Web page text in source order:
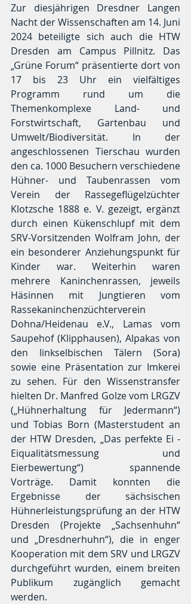
Zur diesjährigen Dresdner Langen
Nacht der Wissenschaften am 14. Juni
2024 beteiligte sich auch die HTW
Dresden am Campus Pillnitz. Das
„Grüne Forum“ präsentierte dort von
17 bis 23 Uhr ein vielfältiges
Programm rund um die
Themenkomplexe Land- und
Forstwirtschaft, Gartenbau und
Umwelt/Biodiversität. In der
angeschlossenen Tierschau wurden
den ca. 1000 Besuchern verschiedene
Hühner- und Taubenrassen vom
Verein der Rassegeflügelzüchter
Klotzsche 1888 e. V. gezeigt, ergänzt
durch einen Kükenschlupf mit dem
SRV-Vorsitzenden Wolfram John, der
ein besonderer Anziehungspunkt für
Kinder war. Weiterhin waren
mehrere Kaninchenrassen, jeweils
Häsinnen mit Jungtieren vom
Rassekaninchenzüchterverein
Dohna/Heidenau e.V., Lamas vom
Saupehof (Klipphausen), Alpakas von
den linkselbischen Tälern (Sora)
sowie eine Präsentation zur Imkerei
zu sehen. Für den Wissenstransfer
hielten Dr. Manfred Golze vom LRGZV
(„Hühnerhaltung für Jedermann“)
und Tobias Born (Masterstudent an
der HTW Dresden, „Das perfekte Ei -
Eiqualitätsmessung und
Eierbewertung“) spannende
Vorträge. Damit konnten die
Ergebnisse der sächsischen
Hühnerleistungsprüfung an der HTW
Dresden (Projekte „Sachsenhuhn“
und „Dresdnerhuhn“), die in enger
Kooperation mit dem SRV und LRGZV
durchgeführt wurden, einem breiten
Publikum zugänglich gemacht
werden.